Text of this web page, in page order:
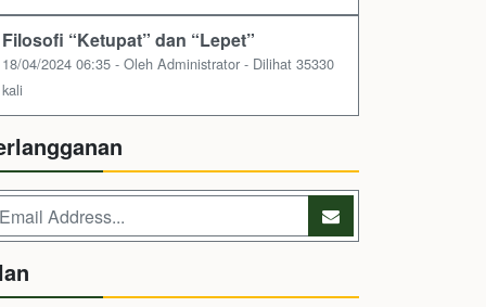
Filosofi “Ketupat” dan “Lepet”
18/04/2024 06:35 - Oleh Administrator - Dilihat 35330
kali